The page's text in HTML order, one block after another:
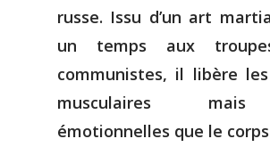
russe. Issu d’un art
un temps aux
communistes, il libère
musculaires
émotionnelles que le